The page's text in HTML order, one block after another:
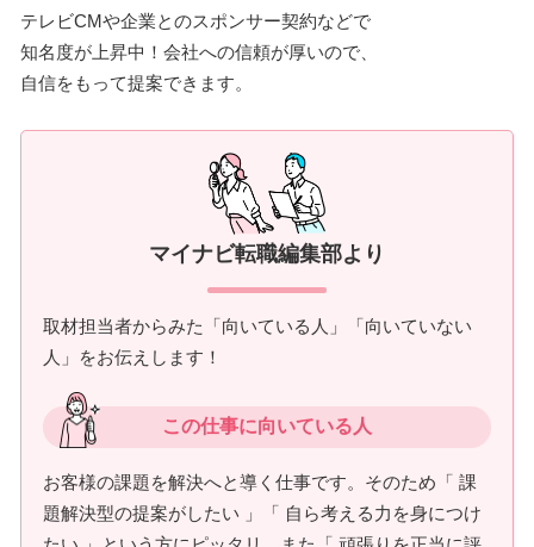
テレビCMや企業とのスポンサー契約などで
知名度が上昇中！会社への信頼が厚いので、
自信をもって提案できます。
マイナビ転職編集部より
取材担当者からみた「向いている人」「向いていない
人」をお伝えします！
この仕事に向いている人
お客様の課題を解決へと導く仕事です。そのため「 課
題解決型の提案がしたい 」「 自ら考える力を身につけ